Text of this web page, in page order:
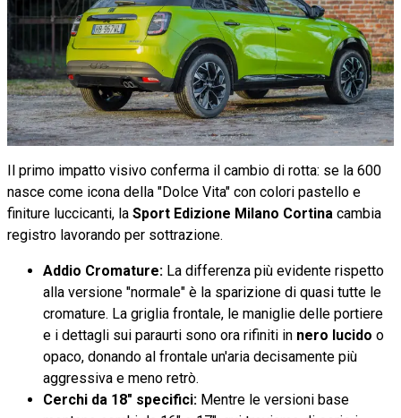
Il primo impatto visivo conferma il cambio di rotta: se la 600
nasce come icona della "Dolce Vita" con colori pastello e
finiture luccicanti, la Sport Edizione Milano Cortina cambia
registro lavorando per sottrazione.
Addio Cromature: La differenza più evidente rispetto
alla versione "normale" è la sparizione di quasi tutte le
cromature. La griglia frontale, le maniglie delle portiere
e i dettagli sui paraurti sono ora rifiniti in nero lucido o
opaco, donando al frontale un'aria decisamente più
aggressiva e meno retrò.
Cerchi da 18" specifici: Mentre le versioni base